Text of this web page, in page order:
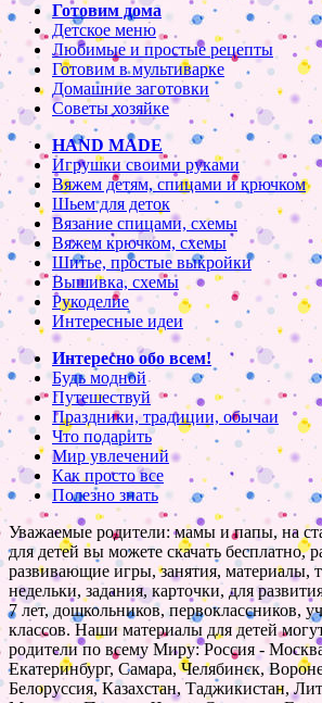
Готовим дома
Детское меню
Любимые и простые рецепты
Готовим в мультиварке
Домашние заготовки
Советы хозяйке
HAND MADE
Игрушки своими руками
Вяжем детям, спицами и крючком
Шьем для деток
Вязание спицами, схемы
Вяжем крючком, схемы
Шитье, простые выкройки
Вышивка, схемы
Рукоделие
Интересные идеи
Интересно обо всем!
Будь модной
Путешествуй
Праздники, традиции, обычаи
Что подарить
Мир увлечений
Как просто все
Полезно знать
Уважаемые родители: мамы и папы, на
для детей вы можете скачать бесплатно,
развивающие игры, занятия, материалы,
недельки, задания, карточки, для
7 лет, дошкольников, первоклассников,
классов. Наши материалы для детей
родители по всему Миру: Россия -
Екатеринбург, Самара, Челябинск,
Белоруссия, Казахстан, Таджикистан,